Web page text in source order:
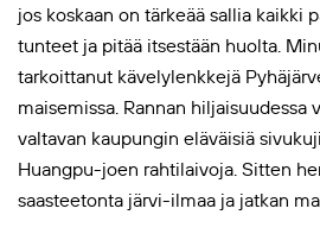
jos koskaan on tärkeää sallia kaikki
tunteet ja pitää itsestään huolta.
tarkoittanut kävelylenkkejä
maisemissa. Rannan hiljaisuudessa
valtavan kaupungin eläväisiä
Huangpu-joen rahtilaivoja. Sitten
saasteetonta järvi-ilmaa ja jatkan